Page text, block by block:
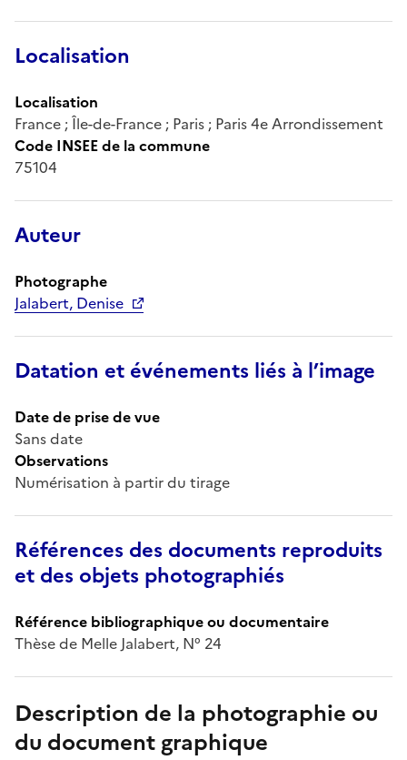
Localisation
Localisation
France ; Île-de-France ; Paris ; Paris 4e Arrondissement
Code INSEE de la commune
75104
Auteur
Photographe
Jalabert, Denise
Datation et événements liés à l’image
Date de prise de vue
Sans date
Observations
Numérisation à partir du tirage
Références des documents reproduits
et des objets photographiés
Référence bibliographique ou documentaire
Thèse de Melle Jalabert, N° 24
Description de la photographie ou
du document graphique